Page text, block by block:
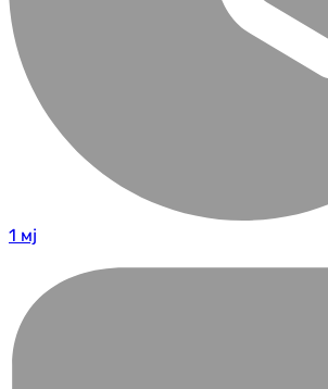
1 мј